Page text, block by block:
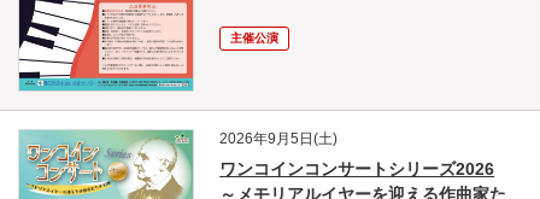
主催公演
2026年9月5日(土)
ワンコインコンサートシリーズ2026
～メモリアルイヤーを迎える作曲家た